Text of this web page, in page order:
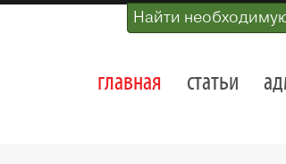
Найти
главная статьи